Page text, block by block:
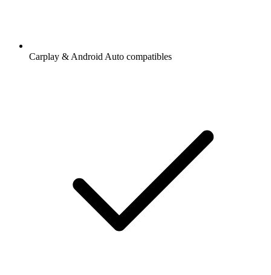
Carplay & Android Auto compatibles